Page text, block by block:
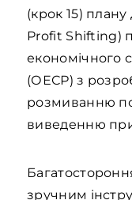
(крок 15)
Profit Shifting)
економічного
(ОЕСР) з
розмиванню
виведенню
зручним